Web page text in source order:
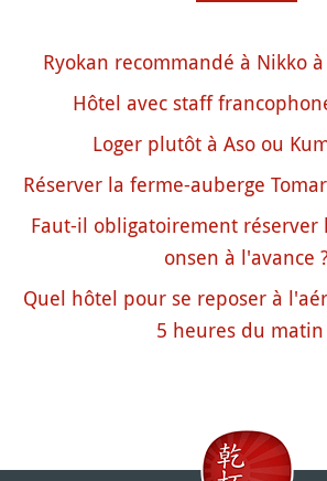
Ryokan recommandé à Nikko
Hôtel avec staff
Loger plutôt à Aso ou
Réserver la ferme-auberge
Faut-il obligatoirement réserver
onsen à l'avance ?
Quel hôtel pour se reposer à
5 heures du matin